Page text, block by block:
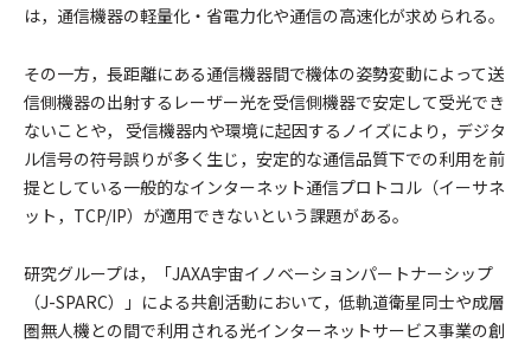
は，通信機器の軽量化・省電力化や通信の高速化が求められる。
その一方，長距離にある通信機器間で機体の姿勢変動によって送
信側機器の出射するレーザー光を受信側機器で安定して受光でき
ないことや， 受信機器内や環境に起因するノイズにより，デジタ
ル信号の符号誤りが多く生じ，安定的な通信品質下での利用を前
提としている一般的なインターネット通信プロトコル（イーサネ
ット，TCP/IP）が適用できないという課題がある。
研究グループは，「JAXA宇宙イノベーションパートナーシップ
（J-SPARC）」による共創活動において，低軌道衛星同士や成層
圏無人機との間で利用される光インターネットサービス事業の創